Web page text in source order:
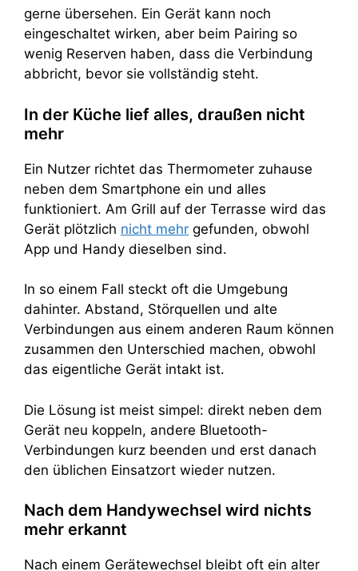
gerne übersehen. Ein Gerät kann noch
eingeschaltet wirken, aber beim Pairing so
wenig Reserven haben, dass die Verbindung
abbricht, bevor sie vollständig steht.
In der Küche lief alles, draußen nicht
mehr
Ein Nutzer richtet das Thermometer zuhause
neben dem Smartphone ein und alles
funktioniert. Am Grill auf der Terrasse wird das
Gerät plötzlich nicht mehr gefunden, obwohl
App und Handy dieselben sind.
In so einem Fall steckt oft die Umgebung
dahinter. Abstand, Störquellen und alte
Verbindungen aus einem anderen Raum können
zusammen den Unterschied machen, obwohl
das eigentliche Gerät intakt ist.
Die Lösung ist meist simpel: direkt neben dem
Gerät neu koppeln, andere Bluetooth-
Verbindungen kurz beenden und erst danach
den üblichen Einsatzort wieder nutzen.
Nach dem Handywechsel wird nichts
mehr erkannt
Nach einem Gerätewechsel bleibt oft ein alter